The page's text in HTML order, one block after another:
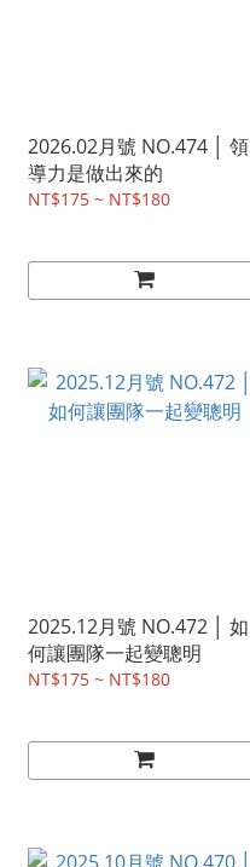
2026.02月號 NO.474 │ 領
導力是做出來的
NT$175 ~ NT$180
2025.12月號 NO.472 │ 如
何讓團隊一起變聰明
NT$175 ~ NT$180